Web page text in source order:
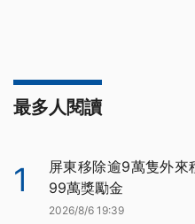
最多人閱讀
1
屏東移除逾9萬隻外
99萬獎勵金
2026/8/6 19:39